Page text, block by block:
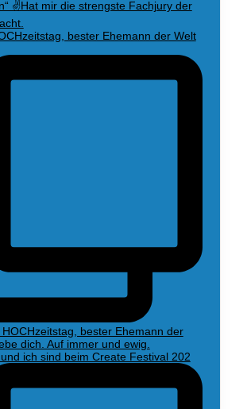
bester Ehemann der Welt
ich sind beim Create Festival 202